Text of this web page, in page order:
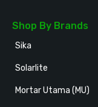
Shop By Brands
Sika
Solarlite
Mortar Utama (MU)